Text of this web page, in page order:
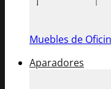
Muebles de
Aparadores